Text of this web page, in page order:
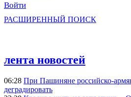
Войти
РАСШИРЕННЫЙ ПОИСК
лента новостей
06:28 При Пашиняне российско-
деградировать